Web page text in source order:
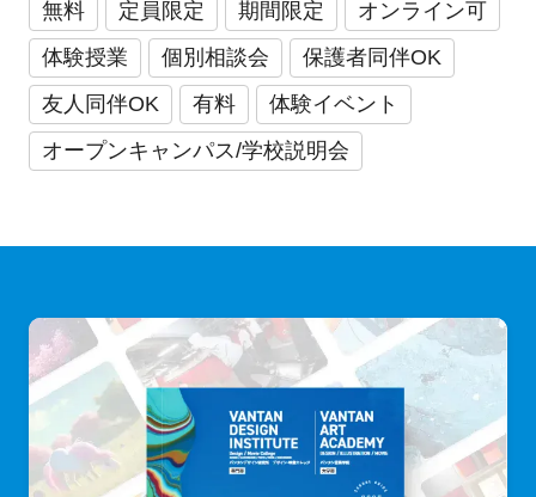
無料
定員限定 期間限定
オンライン可
体験授業
個別相談会
保護者同伴OK
友人同伴OK
有料
体験イベント
オープンキャンパス/学校説明会